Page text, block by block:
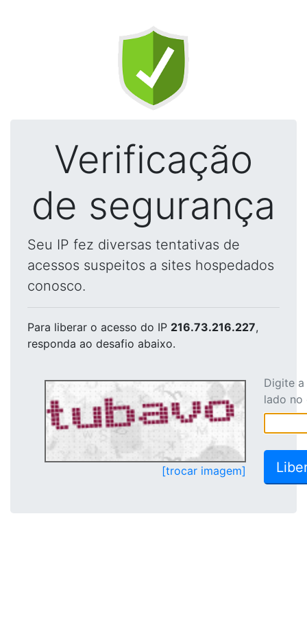
Verificação
de segurança
Seu IP fez diversas tentativas de
acessos suspeitos a sites hospedados
conosco.
Para liberar o acesso do IP 216.73.216.227,
responda ao desafio abaixo.
[trocar imagem]
Digite
lado no